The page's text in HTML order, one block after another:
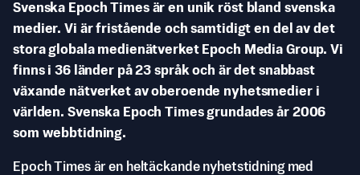
Svenska Epoch Times är en unik röst bland svenska
medier. Vi är fristående och samtidigt en del av det
stora globala medienätverket Epoch Media Group. Vi
finns i 36 länder på 23 språk och är det snabbast
växande nätverket av oberoende nyhetsmedier i
världen. Svenska Epoch Times grundades år 2006
som webbtidning.
Epoch Times är en heltäckande nyhetstidning med